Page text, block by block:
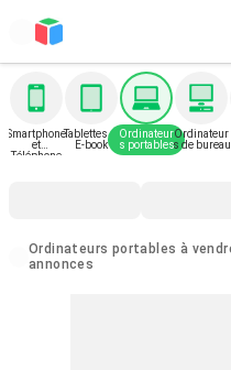
Smartphone
et
Téléphone
Tablettes et
E-book
Ordinateur
s portables
Ordinateur
s de bureau
Ordinateurs portables à vendre au Maroc : 21765
annonces